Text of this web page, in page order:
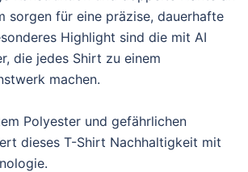
sorgen für eine präzise, dauerhafte
Highlight sind die mit AI
die jedes Shirt zu einem
machen.
Polyester und gefährlichen
dieses T-Shirt Nachhaltigkeit mit